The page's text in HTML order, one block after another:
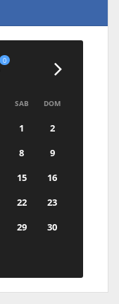
0
SAB DOM
1
2
8
9
15
16
22
23
29
30